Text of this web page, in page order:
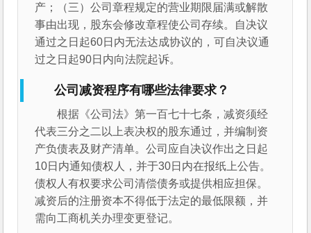
产；（三）公司章程规定的营业期限届满或解散
事由出现，股东会修改章程使公司存续。自决议
通过之日起60日内无法达成协议的，可自决议通
过之日起90日内向法院起诉。
公司减资程序有哪些法律要求？
根据《公司法》第一百七十七条，减资须经
代表三分之二以上表决权的股东通过，并编制资
产负债表及财产清单。公司应自决议作出之日起
10日内通知债权人，并于30日内在报纸上公告。
债权人有权要求公司清偿债务或提供相应担保。
减资后的注册资本不得低于法定的最低限额，并
需向工商机关办理变更登记。